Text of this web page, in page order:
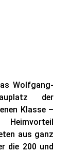
Wolfgang-
der
Klasse –
aus ganz
die 200 und